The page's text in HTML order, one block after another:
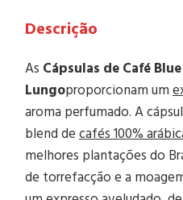
Descrição
As Cápsulas de Café
Lungoproporcionam um
aroma perfumado. A
blend decafés 100%
melhores plantações do
de torrefacção e a